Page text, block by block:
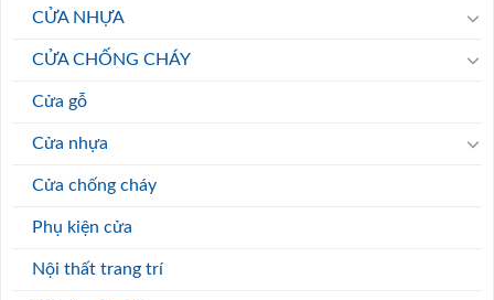
CỬA NHỰA
CỬA CHỐNG CHÁY
Cửa gỗ
Cửa nhựa
Cửa chống cháy
Phụ kiện cửa
Nội thất trang trí